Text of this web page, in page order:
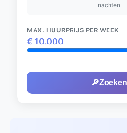
nachten
MAX. HUURPRIJS PER WEEK
€ 10.000
🔎Zoeken